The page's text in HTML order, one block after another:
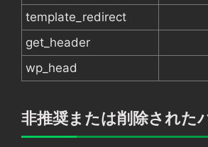
template_redirect
get_header
wp_head
非推奨または削除された